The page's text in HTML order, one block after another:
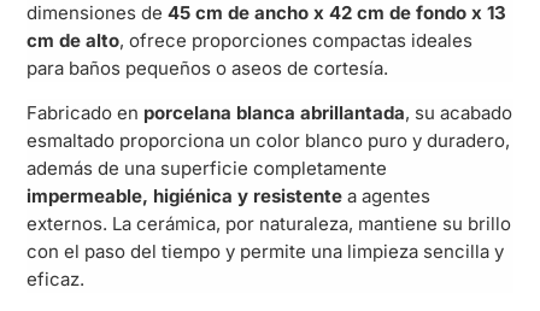
dimensiones de45 cm de ancho x 42 cm de fondo x 13
cm de alto, ofrece proporciones compactas ideales
para baños pequeños o aseos de cortesía.
Fabricado en porcelana blanca abrillantada, su acabado
esmaltado proporciona un color blanco puro y duradero,
además de una superficie completamente
impermeable, higiénica y resistente a agentes
externos. La cerámica, por naturaleza, mantiene su brillo
con el paso del tiempo y permite una limpieza sencilla y
eficaz.